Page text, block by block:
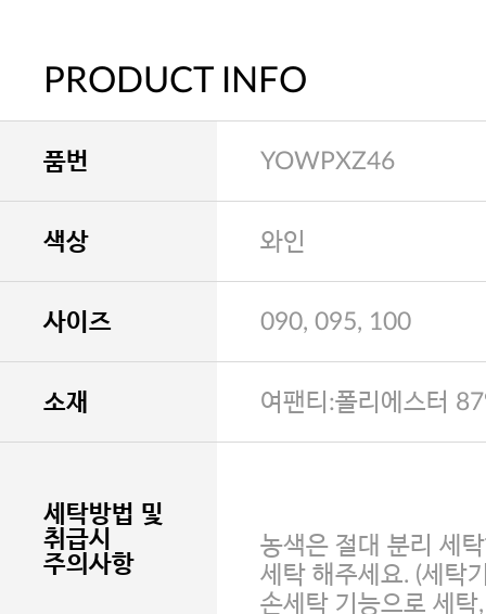
PRODUCT INFO
품번 YOWPXZ46
색상 와인
사이즈 090, 095, 100
소재 여팬티:폴리에스터
세탁방법 및
취급시
주의사항
농색은 절대 분리 세
세탁 해주세요. (세탁
손세탁 기능으로 세탁